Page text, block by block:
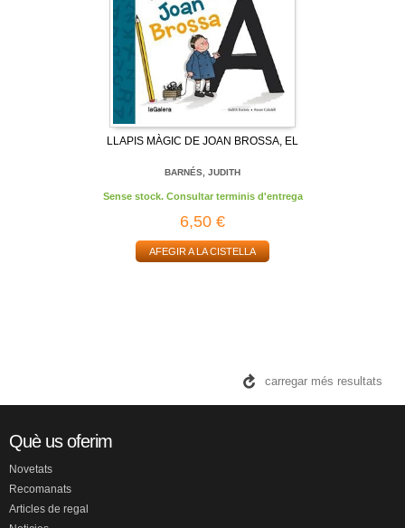
LLAPIS MÀGIC DE JOAN BROSSA, EL
BARNÉS, JUDITH
Sense stock. Consultar terminis d'entrega
6,50 €
AFEGIR A LA CISTELLA
carregar més resultats
Què us oferim
Novetats
Recomanats
Articles de regal